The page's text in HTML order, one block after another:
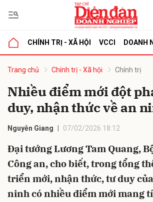
CHÍNH TRỊ - XÃ HỘI VCCI DOANH
Trang chủ Chính trị - Xã hội Chính trị
Nhiều điểm mới đột
duy, nhận thức về an
Nguyễn Giang 07/02/2026 18:12
Đại tướng Lương Tam Quang,
Công an, cho biết, trong tổng
triển mới, nhận thức, tư duy
ninh có nhiều điểm mới mang
luận